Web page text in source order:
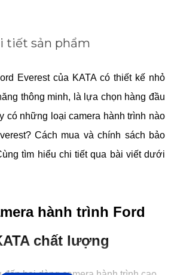
tiết sản phẩm
Everest của KATA có thiết kế nhỏ
thông minh, là lựa chọn hàng đầu
có những loại camera hành trình nào
Cách mua và chính sách bảo
tìm hiểu chi tiết qua bài viết dưới
hành trình Ford
chất lượng